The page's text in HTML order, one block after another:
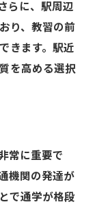
らに、駅周辺
り、教習の前
きます。駅近
を高める選択
常に重要で
機関の発達が
で通学が格段